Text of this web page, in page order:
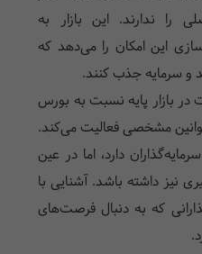
را ندارند. این بازار به
این امکان را می‌دهد که
و سرمایه جذب کنند.
بازار پایه نسبت به بورس
مشخصی فعالیت می‌کند.
دارد، اما در عین
نیز داشته باشد. آشنایی با
که به دنبال فرصت‌های